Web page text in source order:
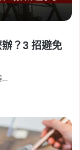
？3 招避免
…